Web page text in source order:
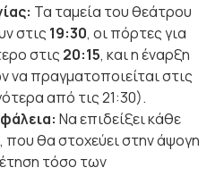
Τα ταμεία του θεάτρου
στις 19:30, οι πόρτες για
στις 20:15, και η έναρξη
πραγματοποιείται στις
από τις 21:30).
Να επιδείξει κάθε
που θα στοχεύει στην άψογη
τόσο των